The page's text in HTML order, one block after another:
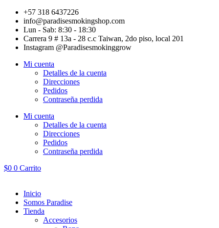
contenido
+57 318 6437226
info@paradisesmokingshop.com
Lun - Sab: 8:30 - 18:30
Carrera 9 # 13a - 28 c.c Taiwan, 2do piso, local 201
Instagram @Paradisesmokinggrow
Mi cuenta
Detalles de la cuenta
Direcciones
Pedidos
Contraseña perdida
Mi cuenta
Detalles de la cuenta
Direcciones
Pedidos
Contraseña perdida
$0 0 Carrito
Inicio
Somos Paradise
Tienda
Accesorios